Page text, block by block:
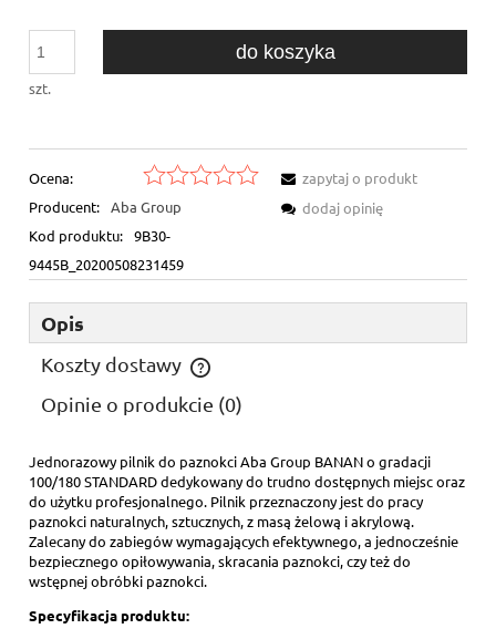
szt.
do koszyka
Ocena:
Producent: Aba Group
Kod produktu: 9B30-
9445B_20200508231459
zapytaj o produkt
dodaj opinię
Opis
Koszty dostawy
Cena nie zawiera ewentualnych kosztów płatności
Opinie o produkcie (0)
Jednorazowy pilnik do paznokci Aba Group BANAN o gradacji
100/180 STANDARD dedykowany do trudno dostępnych miejsc oraz
do użytku profesjonalnego. Pilnik przeznaczony jest do pracy
paznokci naturalnych, sztucznych, z masą żelową i akrylową.
Zalecany do zabiegów wymagających efektywnego, a jednocześnie
bezpiecznego opiłowywania, skracania paznokci, czy też do
wstępnej obróbki paznokci.
Specyfikacja produktu: